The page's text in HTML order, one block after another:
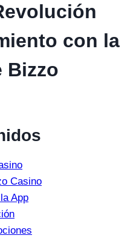
con la
Bizzo
Casino
App